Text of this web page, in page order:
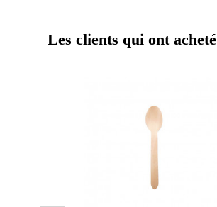
Les clients qui ont